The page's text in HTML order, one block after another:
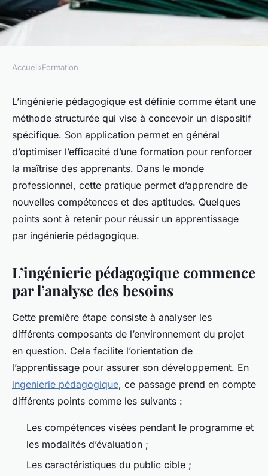
Guide sur le processus
d'ingénierie pédagogique
admin•22 septembre 2023•3 min de lecture
Accueil›Formation
L’ingénierie pédagogique est définie comme étant une
méthode structurée qui vise à concevoir un dispositif
spécifique. Son application permet en général
d’optimiser l’efficacité d’une formation pour renforcer
la maîtrise des apprenants. Dans le monde
professionnel, cette pratique permet d’apprendre de
nouvelles compétences et des aptitudes. Quelques
points sont à retenir pour réussir un apprentissage
par ingénierie pédagogique.
L’ingénierie pédagogique commence
par l’analyse des besoins
Cette première étape consiste à analyser les
différents composants de l’environnement du projet
en question. Cela facilite l’orientation de
l’apprentissage pour assurer son développement. En
ingenierie pédagogique, ce passage prend en compte
différents points comme les suivants :
Les compétences visées pendant le programme et
les modalités d’évaluation ;
Les caractéristiques du public cible ;